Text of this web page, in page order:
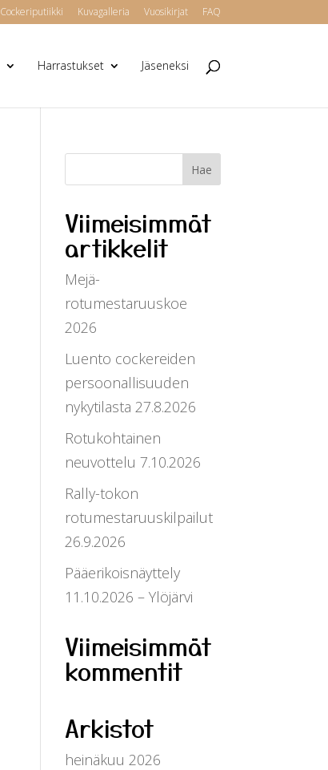
Cockeriputiikki Kuvagalleria Vuosikirjat FAQ
Harrastukset Jäseneksi
Viimeisimmät
artikkelit
Mejä-
rotumestaruuskoe
2026
Luento cockereiden
persoonallisuuden
nykytilasta 27.8.2026
Rotukohtainen
neuvottelu 7.10.2026
Rally-tokon
rotumestaruuskilpailut
26.9.2026
Pääerikoisnäyttely
11.10.2026 – Ylöjärvi
Viimeisimmät
kommentit
Arkistot
heinäkuu 2026